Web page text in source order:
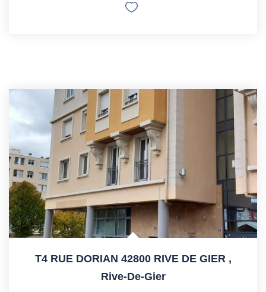
T4 RUE DORIAN 42800 RIVE DE GIER ,
Rive-De-Gier